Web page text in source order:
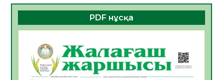
құралдарының таныстырылымы өтті
05.08.2026
18 0
Қазақстандықтардың 72,3%-ы жаңа
Құрылтай үшін дауыс беруге дайын
05.08.2026
19
PDF нұсқа